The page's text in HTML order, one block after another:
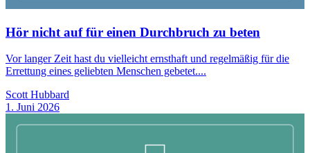
Hör nicht auf für einen Durchbruch zu beten
Vor langer Zeit hast du vielleicht ernsthaft und regelmäßig für die
Errettung eines geliebten Menschen gebetet....
Scott Hubbard
1. Juni 2026